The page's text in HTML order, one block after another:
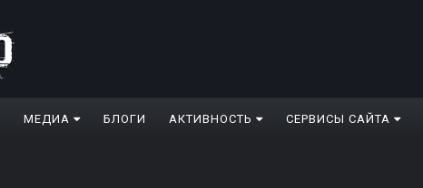
МЕДИА БЛОГИ АКТИВНОСТЬ СЕРВИСЫ САЙТА